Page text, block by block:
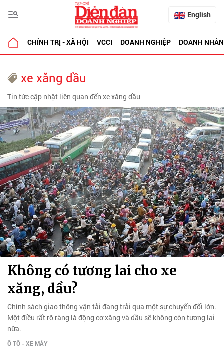
English
CHÍNH TRỊ - XÃ HỘI VCCI DOANH NGHIỆP DOANH NHÂN
xe xăng dầu
Tin tức cập nhật liên quan đến xe xăng dầu
Không có tương lai cho xe
xăng, dầu?
Chính sách giao thông vận tải đang trải qua một sự chuyển đổi lớn.
Một điều rất rõ ràng là động cơ xăng và dầu sẽ không còn tương lai
nữa.
Ô TÔ - XE MÁY